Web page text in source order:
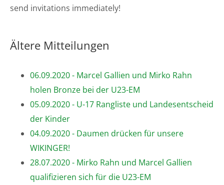
send invitations immediately!
Ältere Mitteilungen
06.09.2020 - Marcel Gallien und Mirko Rahn
holen Bronze bei der U23-EM
05.09.2020 - U-17 Rangliste und Landesentscheid
der Kinder
04.09.2020 - Daumen drücken für unsere
WIKINGER!
28.07.2020 - Mirko Rahn und Marcel Gallien
qualifizieren sich für die U23-EM